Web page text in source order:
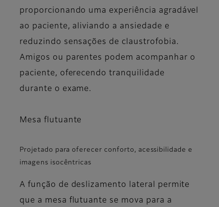
proporcionando uma experiência agradável
ao paciente, aliviando a ansiedade e
reduzindo sensações de claustrofobia.
Amigos ou parentes podem acompanhar o
paciente, oferecendo tranquilidade
durante o exame.
Mesa flutuante
Projetado para oferecer conforto, acessibilidade e
imagens isocêntricas
A função de deslizamento lateral permite
que a mesa flutuante se mova para a